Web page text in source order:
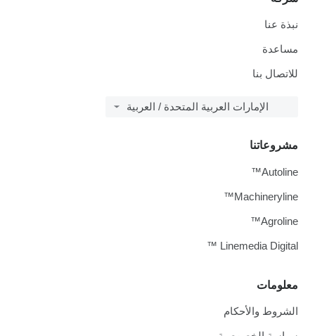
نبذة عنا
مساعدة
للاتصال بنا
الإمارات العربية المتحدة / العربية
معلومات
الشروط والأحكام
مشروعاتنا
Autoline™
Machineryline™
Agroline™
Linemedia Digital ™